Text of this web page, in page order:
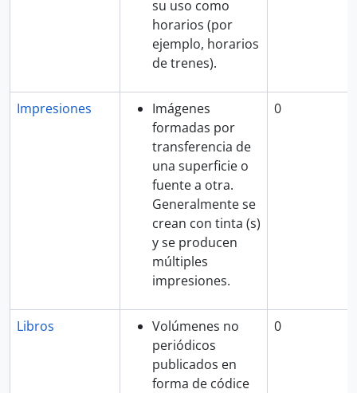
su uso como
horarios (por
ejemplo, horarios
de trenes).
Impresiones
Imágenes
formadas por
transferencia de
una superficie o
fuente a otra.
Generalmente se
crean con tinta (s)
y se producen
múltiples
impresiones.
0
Libros
Volúmenes no
periódicos
publicados en
forma de códice
0